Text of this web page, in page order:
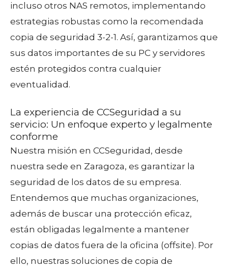
incluso otros NAS remotos, implementando
estrategias robustas como la recomendada
copia de seguridad 3-2-1. Así, garantizamos que
sus datos importantes de su PC y servidores
estén protegidos contra cualquier
eventualidad.
La experiencia de CCSeguridad a su
servicio: Un enfoque experto y legalmente
conforme
Nuestra misión en CCSeguridad, desde
nuestra sede en Zaragoza, es garantizar la
seguridad de los datos de su empresa.
Entendemos que muchas organizaciones,
además de buscar una protección eficaz,
están obligadas legalmente a mantener
copias de datos fuera de la oficina (offsite). Por
ello, nuestras soluciones de copia de